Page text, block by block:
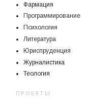
Фармация
Программирование
Психология
Литература
Юриспруденция
Журналистика
Теология
ПРОЕКТЫ